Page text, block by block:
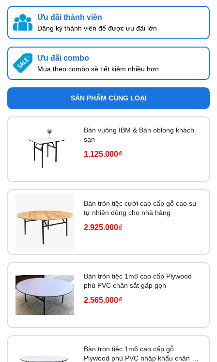
Ưu đãi thành viên
Đăng ký thành viên để được ưu đãi lớn
Ưu đãi combo
Mua theo combo sẽ tiết kiệm nhiều hơn
SẢN PHẨM CÙNG LOẠI
Bàn vuông IBM & Bàn oblong khách
sạn
1.125.000₫
Bàn tròn tiệc cưới cao cấp gỗ cao su
tự nhiên dùng cho nhà hàng
2.925.000₫
Bàn tròn tiệc 1m8 cao cấp Plywood
phủ PVC chân sắt gấp gọn
2.565.000₫
Bàn tròn tiệc 1m6 cao cấp gỗ
Plywood phủ PVC nhập khẩu chân sắt